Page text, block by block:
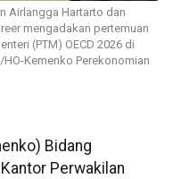
Airlangga Hartarto dan
mengadakan pertemuan
(PTM) OECD 2026 di
Kemenko Perekonomian
Bidang
Perwakilan